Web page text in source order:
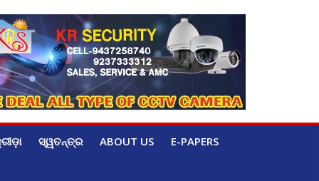
ସ୍ୱତନ୍ତ୍ର ABOUT US E-PAPERS